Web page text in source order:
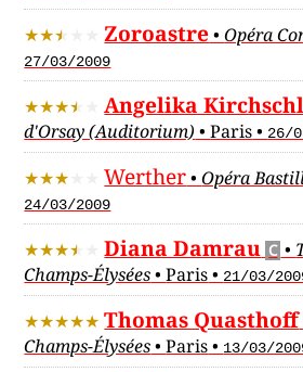
Zoroastre•Opéra
27/03/2009
Angelika
d'Orsay (Auditorium) •Paris• 26/
Werther•Opéra
24/03/2009
Diana Damrau C •
Champs-Élysées•Paris• 21/03/
Thomas Quasthoff
Champs-Élysées•Paris• 13/03/